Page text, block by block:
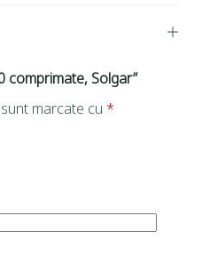
comprimate, Solgar”
marcate cu *